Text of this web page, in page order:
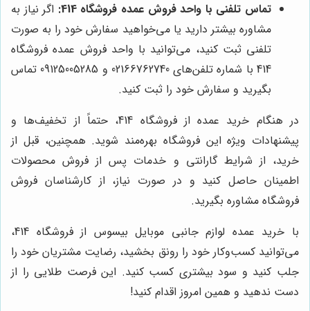
تماس تلفنی با واحد فروش عمده فروشگاه 414:
اگر نیاز به
مشاوره بیشتر دارید یا می‌خواهید سفارش خود را به صورت
تلفنی ثبت کنید، می‌توانید با واحد فروش عمده فروشگاه
414 با شماره تلفن‌های 02166762740 و 09125005285 تماس
بگیرید و سفارش خود را ثبت کنید.
در هنگام خرید عمده از فروشگاه 414، حتماً از تخفیف‌ها و
پیشنهادات ویژه این فروشگاه بهره‌مند شوید. همچنین، قبل از
خرید، از شرایط گارانتی و خدمات پس از فروش محصولات
اطمینان حاصل کنید و در صورت نیاز، از کارشناسان فروش
فروشگاه مشاوره بگیرید.
با خرید عمده لوازم جانبی موبایل بیسوس از فروشگاه 414،
می‌توانید کسب‌وکار خود را رونق بخشید، رضایت مشتریان خود را
جلب کنید و سود بیشتری کسب کنید. این فرصت طلایی را از
دست ندهید و همین امروز اقدام کنید!